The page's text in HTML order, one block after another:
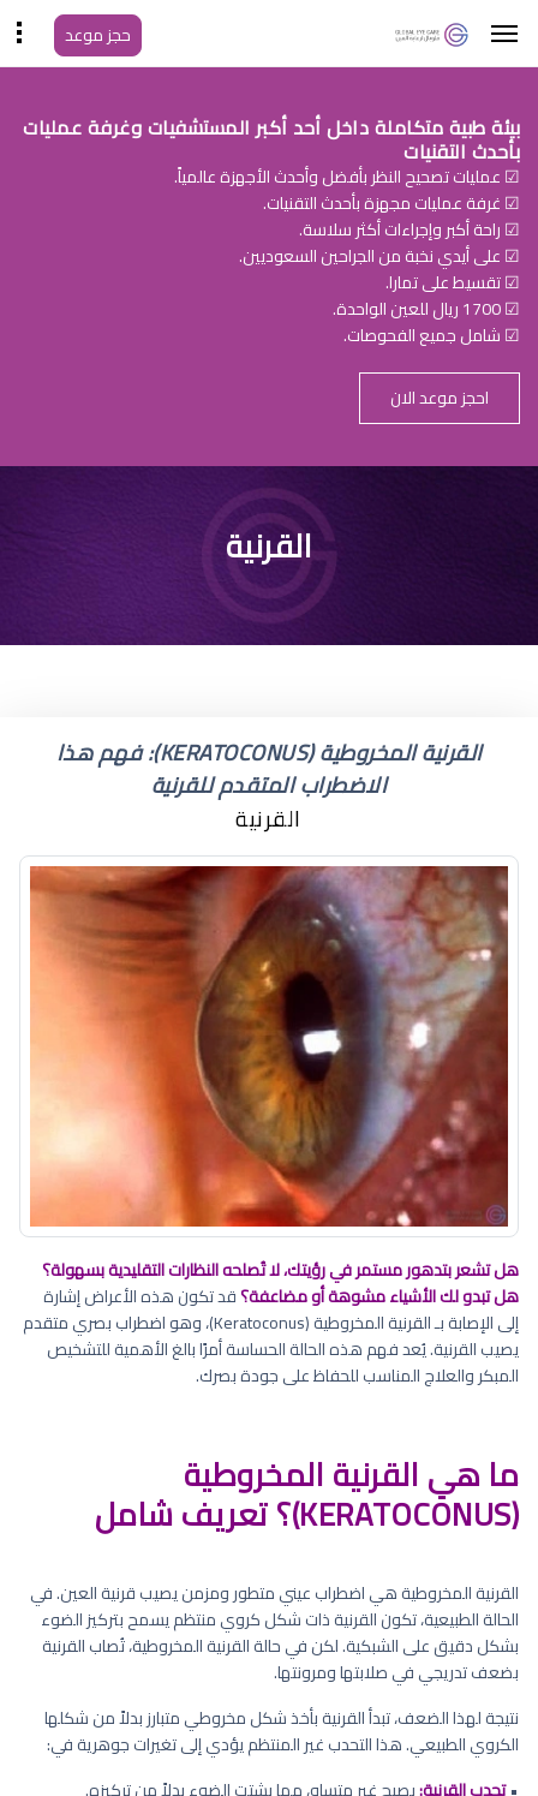
حجز موعد
بيئة طبية متكاملة داخل أحد أكبر المستشفيات وغرفة عمليات
بأحدث التقنيات
☑ عمليات تصحيح النظر بأفضل وأحدث الأجهزة عالمياً.
☑ غرفة عمليات مجهزة بأحدث التقنيات.
☑ راحة أكبر وإجراءات أكثر سلاسة.
☑ على أيدي نخبة من الجراحين السعوديين.
☑ تقسيط على تمارا.
☑ 1700 ريال للعين الواحدة.
☑ شامل جميع الفحوصات.
احجز موعد الان
دكتور عيون قريب مني
القرنية
القرنية المخروطية (KERATOCONUS): فهم هذا
الاضطراب المتقدم للقرنية
القرنية
هل تشعر بتدهور مستمر في رؤيتك، لا تُصلحه النظارات التقليدية بسهولة؟
هل تبدو لك الأشياء مشوهة أو مضاعفة؟قد تكون هذه الأعراض إشارة
إلى الإصابة بـ القرنية المخروطية (Keratoconus)، وهو اضطراب بصري متقدم
يصيب القرنية. يُعد فهم هذه الحالة الحساسة أمرًا بالغ الأهمية للتشخيص
المبكر والعلاج المناسب للحفاظ على جودة بصرك.
ما هي القرنية المخروطية
(KERATOCONUS)؟ تعريف شامل
القرنية المخروطية هي اضطراب عيني متطور ومزمن يصيب قرنية العين. في
الحالة الطبيعية، تكون القرنية ذات شكل كروي منتظم يسمح بتركيز الضوء
بشكل دقيق على الشبكية. لكن في حالة القرنية المخروطية، تُصاب القرنية
بضعف تدريجي في صلابتها ومرونتها.
نتيجة لهذا الضعف، تبدأ القرنية بأخذ شكل مخروطي متبارز بدلاً من شكلها
الكروي الطبيعي. هذا التحدب غير المنتظم يؤدي إلى تغيرات جوهرية في: